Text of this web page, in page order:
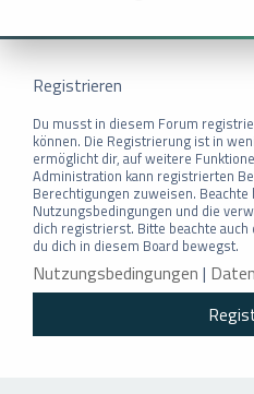
Registrieren
Du musst in diesem Forum
können. Die Registrierung ist in
ermöglicht dir, auf weitere
Administration kann registrierten
Berechtigungen zuweisen.
Nutzungsbedingungen und die
dich registrierst. Bitte beachte
du dich in diesem Board bewegst.
Nutzungsbedingungen |